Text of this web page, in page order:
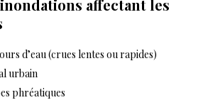
affectant les
d’eau (crues lentes ou rapides)
urbain
phréatiques